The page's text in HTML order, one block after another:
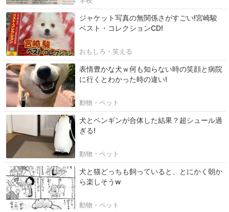
ジャケット写真の無関係さがすごい!宮崎駿
ベスト・コレクションCD!
おもしろ・笑える
表情豊かな犬ｗ何も知らない時の笑顔と病院
に行くとわかった時の違い!
動物・ペット
犬とペンギンが合体した結果？超シュール過
ぎる!
動物・ペット
犬と猫どっちも飼っていると、とにかく朝か
ら楽しそうw
動物・ペット